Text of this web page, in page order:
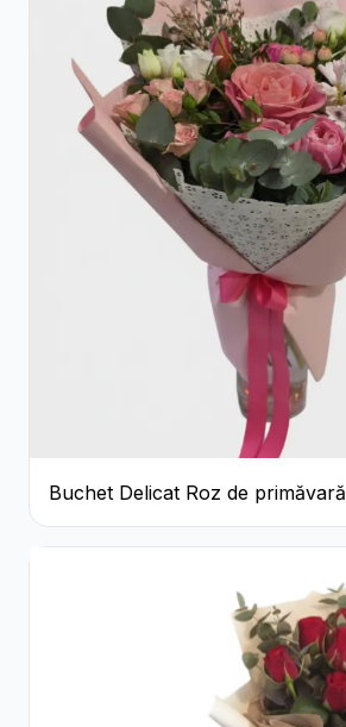
Buchet Delicat Roz de primăvară